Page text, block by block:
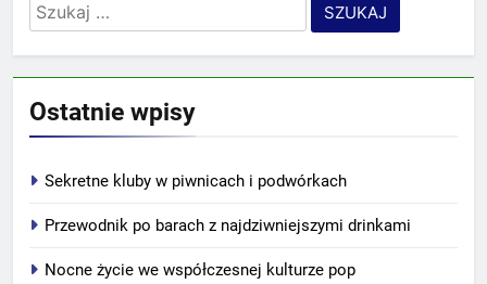
Szukaj:
Ostatnie wpisy
Sekretne kluby w piwnicach i podwórkach
Przewodnik po barach z najdziwniejszymi drinkami
Nocne życie we współczesnej kulturze pop